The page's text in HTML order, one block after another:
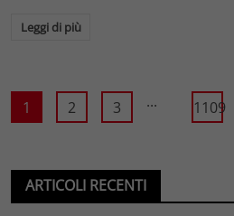
Leggi di più
1 2 3 ... 1109
ARTICOLI RECENTI